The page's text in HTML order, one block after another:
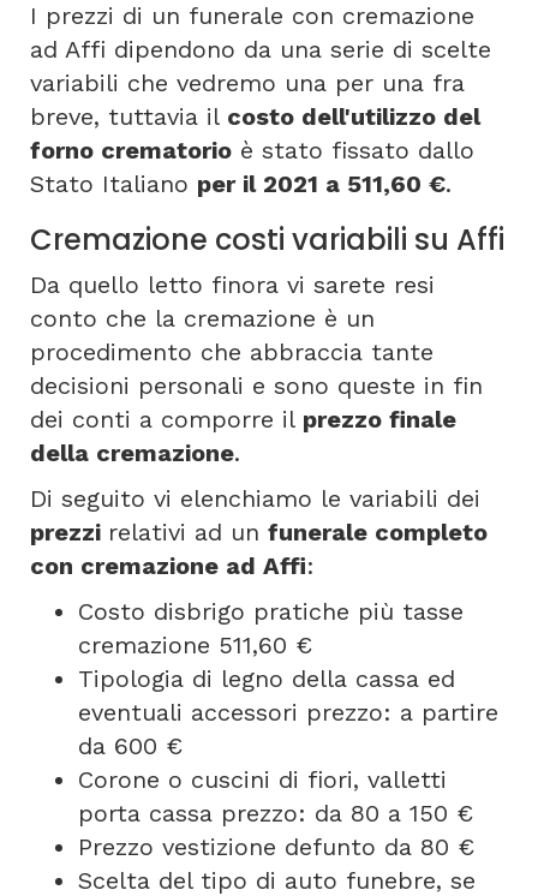
I prezzi di un funerale con cremazione
ad Affi dipendono da una serie di scelte
variabili che vedremo una per una fra
breve, tuttavia il costo dell'utilizzo del
forno crematorio è stato fissato dallo
Stato Italiano per il 2021 a 511,60 €.
Cremazione costi variabili su Affi
Da quello letto finora vi sarete resi
conto che la cremazione è un
procedimento che abbraccia tante
decisioni personali e sono queste in fin
dei conti a comporre il prezzo finale
della cremazione.
Di seguito vi elenchiamo le variabili dei
prezzi relativi ad un funerale completo
con cremazione ad Affi:
Costo disbrigo pratiche più tasse
cremazione 511,60 €
Tipologia di legno della cassa ed
eventuali accessori prezzo: a partire
da 600 €
Corone o cuscini di fiori, valletti
porta cassa prezzo: da 80 a 150 €
Prezzo vestizione defunto da 80 €
Scelta del tipo di auto funebre, se